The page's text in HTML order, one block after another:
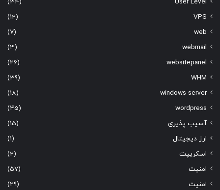
VPS
(12)
web
(7)
webmail
(3)
websitepanel
(26)
WHM
(39)
windows server
(18)
wordpress
(45)
آسیب پذیری
(15)
ارز دیجیتال
(1)
اسکریپت
(2)
امنیت
(57)
امنیت
(29)